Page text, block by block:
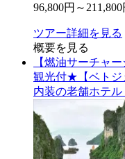
96,800円～ 211,800
ツアー詳細を見る
概要を見る
【燃油サーチャ
観光付★【ベトジ
内装の老舗ホテ